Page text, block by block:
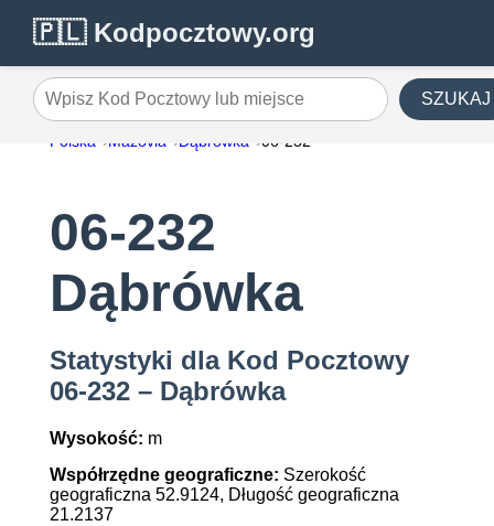
🇵🇱 Kodpocztowy.org
Wpisz Kod Pocztowy lub miejsce SZUKAJ
Polska Mazovia Dąbrówka 06-232
06-232
Dąbrówka
Statystyki dla Kod Pocztowy
06-232 – Dąbrówka
Wysokość: m
Współrzędne geograficzne: Szerokość
geograficzna 52.9124, Długość geograficzna
21.2137